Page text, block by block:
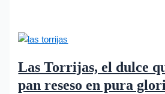
Las Torrijas, el dulce
pan reseso en pura